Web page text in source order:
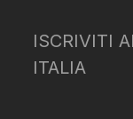
ISCRIVITI
ITALIA